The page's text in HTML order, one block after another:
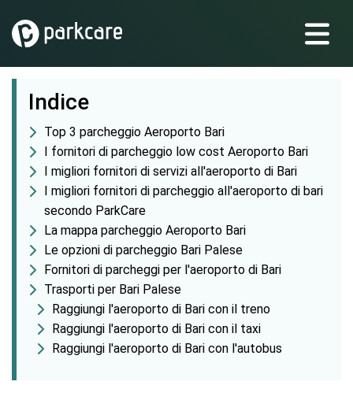
Indice
Top 3 parcheggio Aeroporto Bari
I fornitori di parcheggio low cost Aeroporto Bari
I migliori fornitori di servizi all'aeroporto di Bari
I migliori fornitori di parcheggio all'aeroporto di bari
secondo ParkCare
La mappa parcheggio Aeroporto Bari
Le opzioni di parcheggio Bari Palese
Fornitori di parcheggi per l'aeroporto di Bari
Trasporti per Bari Palese
Raggiungi l'aeroporto di Bari con il treno
Raggiungi l'aeroporto di Bari con il taxi
Raggiungi l'aeroporto di Bari con l'autobus